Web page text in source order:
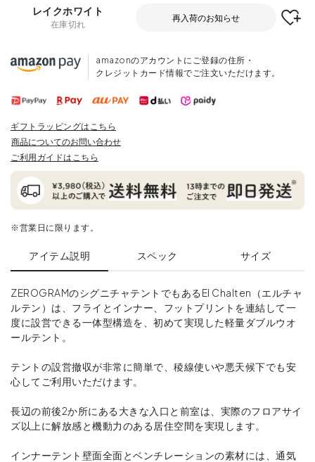
レイクホワイト
在庫切れ
再入荷のお知らせ
amazonのアカウントにご登録の住所・
クレジットカード情報でご注文いただけます。
ギフトラッピングはこちら
商品についてのお問い合わせ
ご利用ガイドはこちら
※営業日に限ります。
アイテム説明 スペック サイズ
ZEROGRAMのシグニチャテントでもあるEl Chalten（エルチャ
ルテン）は、フライとインナー、フットプリントを連結して一
度に設営できる一体型構造を、初めて実現した軽量ダブルウオ
ールテント。
テントの設営撤収が非常に簡単で、稜線使いや悪天候下でも安
心してご利用いただけます。
長辺の前後2か所にある大きな入口と前室は、実際のフロアサイ
ズ以上に解放感と機動力のある居住空間を実現します。
インナーテント壁面全面とベンチレーションの素材には、通気